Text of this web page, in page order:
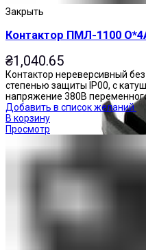
Закрыть
Контактор ПМЛ-1100
₴1,040.65
Контактор нереверсивный
степенью защиты IP00, с
напряжение 380В
Добавить в список желаний
В корзину
Просмотр